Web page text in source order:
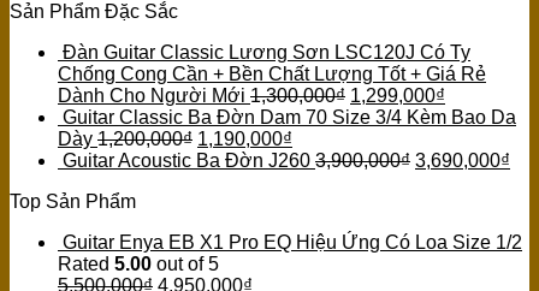
Sản Phẩm Đặc Sắc
Đàn Guitar Classic Lương Sơn LSC120J Có Ty
Chống Cong Cần + Bền Chất Lượng Tốt + Giá Rẻ
Dành Cho Người Mới 1,300,000₫ 1,299,000₫
Guitar Classic Ba Đờn Dam 70 Size 3/4 Kèm Bao Da
Dày 1,200,000₫ 1,190,000₫
Guitar Acoustic Ba Đờn J260 3,900,000₫ 3,690,000₫
Top Sản Phẩm
Guitar Enya EB X1 Pro EQ Hiệu Ứng Có Loa Size 1/2
Rated 5.00 out of 5
5,500,000₫ 4,950,000₫